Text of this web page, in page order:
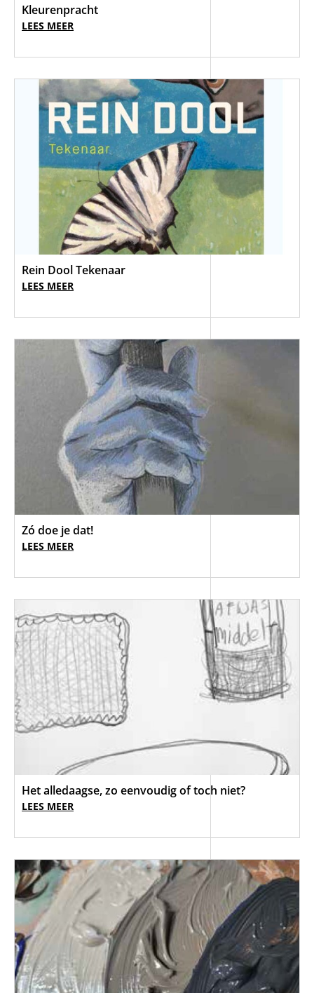
Kleurenpracht
LEES MEER
Rein Dool Tekenaar
LEES MEER
Zó doe je dat!
LEES MEER
Het alledaagse, zo eenvoudig of toch niet?
LEES MEER